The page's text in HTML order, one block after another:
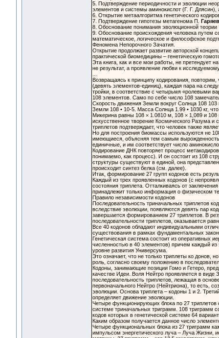
5. Подтверждение периодичности и эволюции
элементов и системы аминокислот (Г. Г.
6. Открытие метаалгоритма генетического
7. Подтверждение гипотезы метагенома П.
Гаряев
8. Обоснование понимания эволюционной теории
9. Обоснование происхождения человека путем
математическое, логическое и философское
Феномена Непорочного Зачатия.
Открытие продолжает развитие авторской
практической биомедицины – генетическую
Эта книга, как и все мои работы, не претендует
не результат, а проявление любви к
Возвращаясь к принципу кодирования,
(девять элементов-единиц), каждая пара на
тройки, в соответствие с четырьмя «ролевыми
108 элементов. Само по себе число 108
Скорость движения Земли вокруг Солнца 108
Земли 108 • 10-5. Масса Солнца 1.99 • 1030 кг,
Микерина равны 108 × 1.0810 м, 108 × 1,089 и
искусственное творение Космического Разума
триплетов подтверждает, что человек также
Но для построения биомассы используются не
имеющиеся, объясняя тем самым вырожденность
единичные, и им соответствует число
Кодирование ДНК повторяет процесс
понимаемо, как процесс). И он состоит из 108
структуры существуют в единой, она
происходит синтез белка (см. далее).
Итак, формирование 27 групп кодонов есть
Каждый из трех проявленных кодонов (с
состояния триплета. Отталкиваясь от
принадлежит только информация о физическом
Правило независимости кодонов
Последовательность триначальных триплетов
вследствие эволюции, появляются девять пар
завершается формированием 27 триплетов. В
последовательности триплетов, оказывается
Все 40 кодонов обладают индивидуальными
существования в рамках фундаментальных
Генетическая система состоит из оперативных
численностью в 40 элементов) причем каждый
уровне развития Универсума.
Это означает, что не только триплеты ко донов,
роль, согласно своему положению в
Кодоны, занимающие позиции Гомо и Гетеро,
качестве Идеи. Воля Нейтро проявляется в виде
последовательность триплетов, лежащая в
первоначального Нейтро (Нейтриона), то есть,
эволюции. Основа триплета – кодоны 1 и 2.
определяет движение эволюции.
Четыре функционирующих блока по 27
системе триначальных триграмм. 108 триграмм
кодов которых в генетической системе 64
Каким образом получается данное число
Четыре функциональных блока из 27 триграмм
импульсом энергетического луча – Луча Жизни,